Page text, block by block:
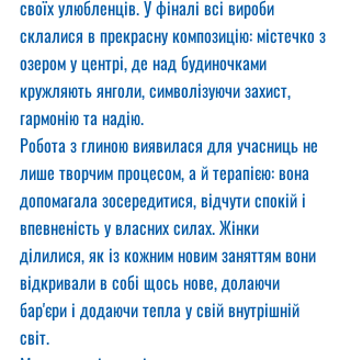
своїх улюбленців. У фіналі всі вироби
склалися в прекрасну композицію: містечко з
озером у центрі, де над будиночками
кружляють янголи, символізуючи захист,
гармонію та надію.
Робота з глиною виявилася для учасниць не
лише творчим процесом, а й терапією: вона
допомагала зосередитися, відчути спокій і
впевненість у власних силах. Жінки
ділилися, як із кожним новим заняттям вони
відкривали в собі щось нове, долаючи
бар'єри і додаючи тепла у свій внутрішній
світ.